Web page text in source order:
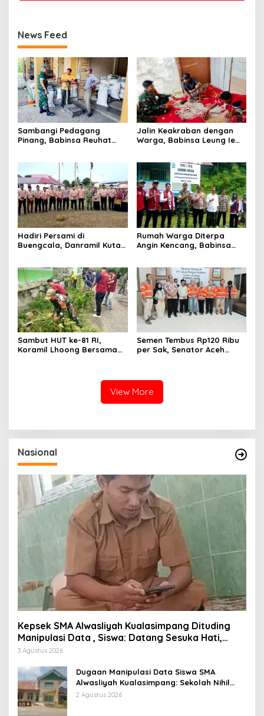
News Feed
Sambangi Pedagang
Pinang, Babinsa Reuhat
Jalin Keakraban dengan
Warga, Babinsa Leung Ie
Hadiri Persami di
Buengcala, Danramil Kuta
Muda
Rumah Warga Diterpa
Angin Kencang, Babinsa
Panik
Sambut HUT ke-81 RI,
Koramil Lhoong Bersama
Semen Tembus Rp120 Ribu
per Sak, Senator Aceh
View More
Nasional
Kepsek SMA Alwasliyah Kualasimpang Dituding
Manipulasi Data , Siswa: Datang Sesuka Hati,
Dana MBG Disalurkan ke Guru & Pesantren
3 Agustus 2026
Dugaan Manipulasi Data Siswa SMA
Alwasliyah Kualasimpang: Sekolah Nihil
Murid Tapi Terima Dana BOS & Paket
2 Agustus 2026